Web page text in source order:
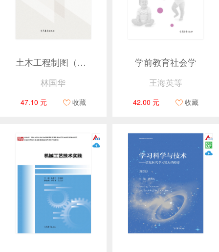
土木工程制图（第二版）
林国华
47.10 元 收藏
学前教育社会学
王海英等
42.00 元 收藏